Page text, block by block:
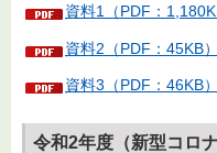
資料1（PDF：
資料2（PDF：45KB
資料3（PDF：46KB
令和2年度（新型コロ